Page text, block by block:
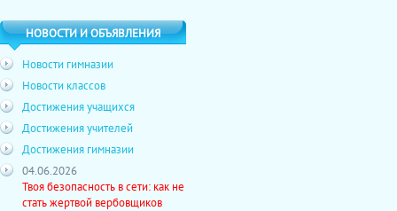
НОВОСТИ И ОБЪЯВЛЕНИЯ
Новости гимназии
Новости классов
Достижения учащихся
Достижения учителей
Достижения гимназии
04.06.2026
Твоя безопасность в сети: как не
стать жертвой вербовщиков